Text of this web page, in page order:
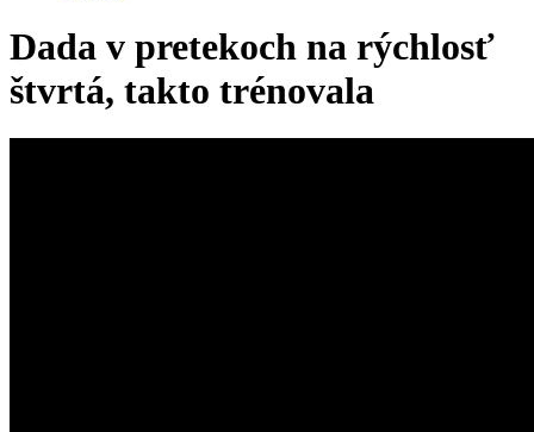
Dada v pretekoch na rýchlosť
štvrtá, takto trénovala